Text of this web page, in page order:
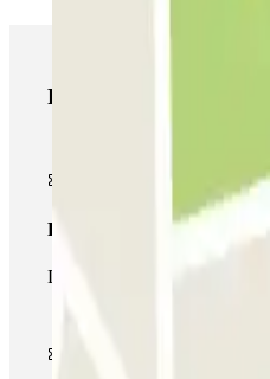
Productos de Parclick
Pase básico
Durante tu estancia podrás